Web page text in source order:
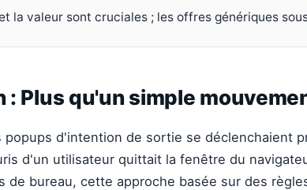
la valeur sont cruciales ; les offres génériques
: Plus qu'un simple
popups d'intention de sortie se déclenchaient
d'un utilisateur quittait la fenêtre du
de bureau, cette approche basée sur des